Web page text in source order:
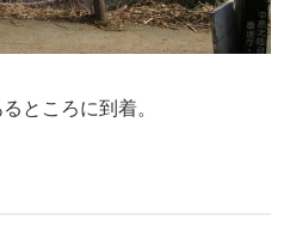
ところに到着。